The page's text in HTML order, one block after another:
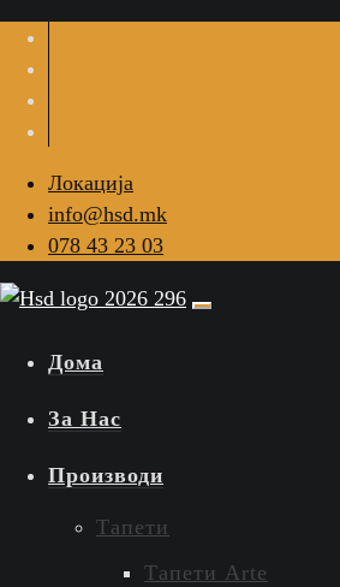
Локација
info@hsd.mk
078 43 23 03
Дома
За Нас
Производи
Тапети
Тапети Arte